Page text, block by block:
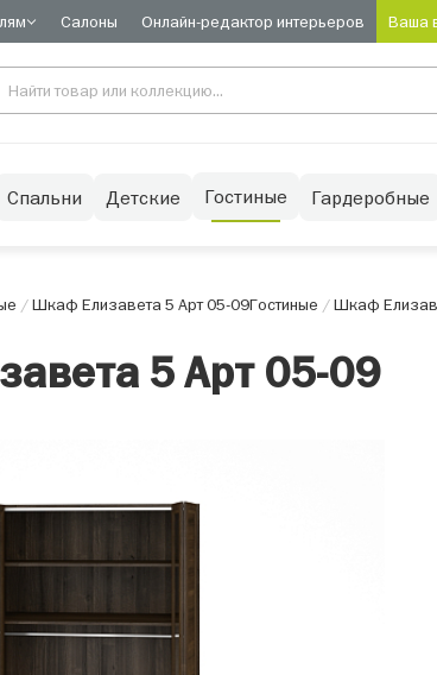
Салоны Онлайн-редактор интерьеров Ваша
Спальни Детские Гостиные Гардеробные
/Шкаф Елизавета 5 Арт 05-09Гостиные /Шкаф
5 Арт 05-09